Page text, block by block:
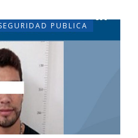
PUBLICA